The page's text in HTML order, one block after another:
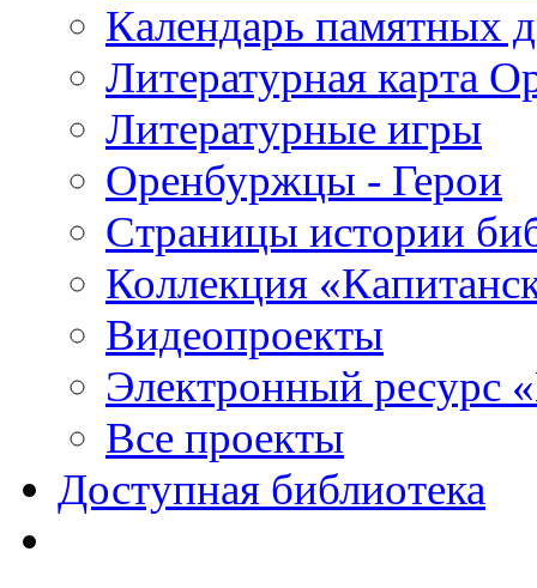
Календарь памятных
Литературная карта
Литературные игры
Оренбуржцы - Герои
Страницы истории
Коллекция
Видеопроекты
Электронный ресурс
Все проекты
Доступная библиотека